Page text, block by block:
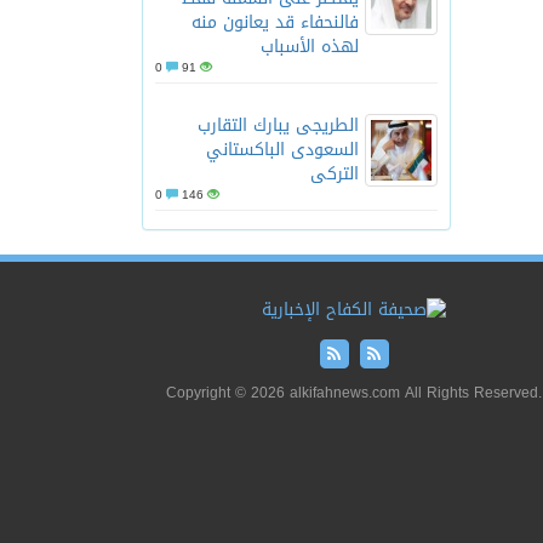
فالنحفاء قد يعانون منه
لهذه الأسباب
91
الطريجى يبارك التقارب
السعودى الباكستاني
التركى
146
Copyright © 2026 alkifahnews.com All Rights Reserved.